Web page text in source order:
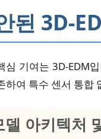
된 3D-
심 기여는 3D-EDM
하여 특수 센서 통합
델 아키텍처